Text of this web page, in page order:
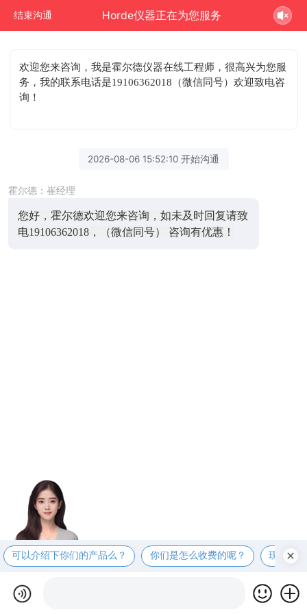
结束沟通 Horde仪器正在为您服务
欢迎您来咨询 ，我是霍尔德仪器在线工程师，很高兴为您服
务，我的联系电话是19106362018（微信同号）欢迎致电咨
询！
2026-08-06 15:52:10 开始沟通
霍尔德：崔经理
您好，霍尔德欢迎您来咨询，如未及时回复请致
电19106362018，（微信同号） 咨询有优惠！
可以介绍下你们的产品么？ 你们是怎么收费的呢？ 现在有